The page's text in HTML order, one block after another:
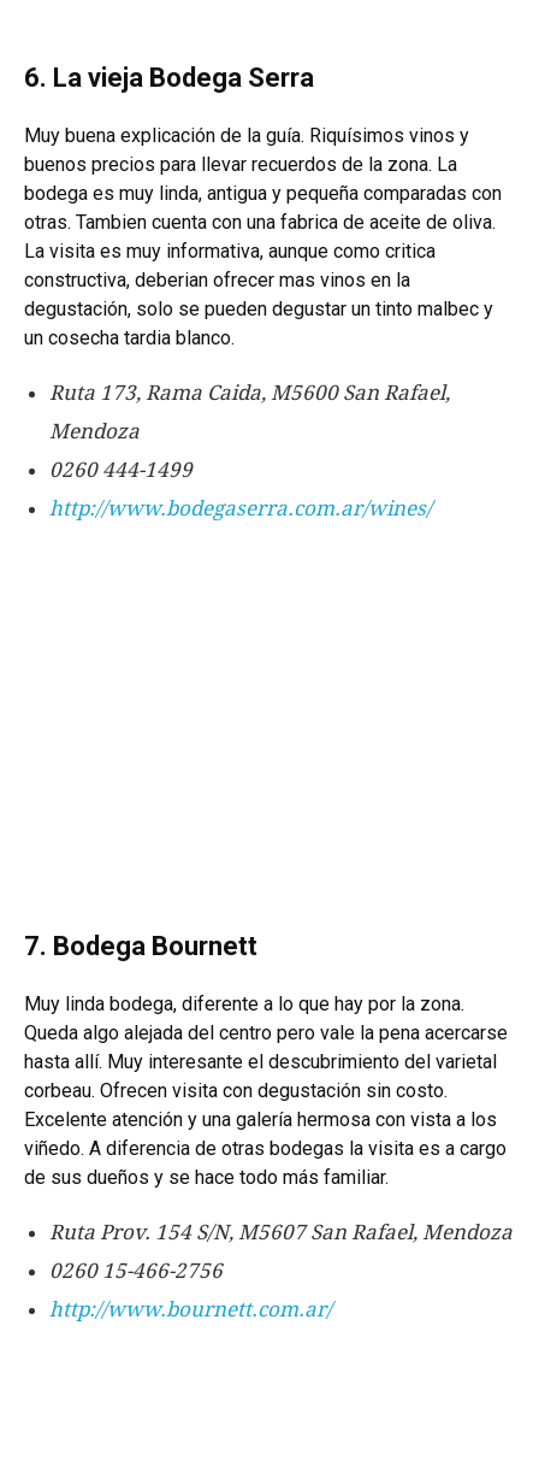
6. La vieja Bodega Serra
Muy buena explicación de la guía. Riquísimos vinos y
buenos precios para llevar recuerdos de la zona. La
bodega es muy linda, antigua y pequeña comparadas con
otras. Tambien cuenta con una fabrica de aceite de oliva.
La visita es muy informativa, aunque como critica
constructiva, deberian ofrecer mas vinos en la
degustación, solo se pueden degustar un tinto malbec y
un cosecha tardia blanco.
Ruta 173, Rama Caida, M5600 San Rafael,
Mendoza
0260 444-1499
http://www.bodegaserra.com.ar/wines/
7. Bodega Bournett
Muy linda bodega, diferente a lo que hay por la zona.
Queda algo alejada del centro pero vale la pena acercarse
hasta allí. Muy interesante el descubrimiento del varietal
corbeau. Ofrecen visita con degustación sin costo.
Excelente atención y una galería hermosa con vista a los
viñedo. A diferencia de otras bodegas la visita es a cargo
de sus dueños y se hace todo más familiar.
Ruta Prov. 154 S/N, M5607 San Rafael, Mendoza
0260 15-466-2756
http://www.bournett.com.ar/